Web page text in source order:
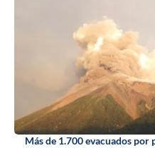
Más de 1.700 evacuados